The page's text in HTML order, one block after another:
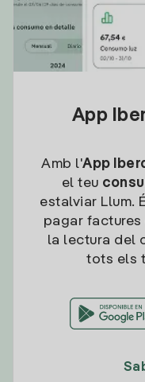
App
Amb l'App
el teu
estalviar Llum.
pagar factures
la lectura del
tots els